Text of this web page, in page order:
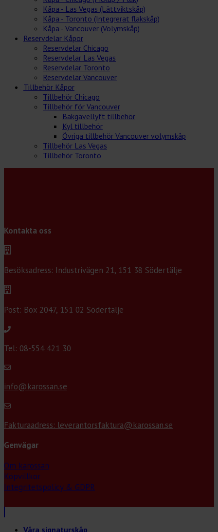
Kåpa - Las Vegas (Lättviktskåp)
Kåpa - Toronto (Integrerat flakskåp)
Kåpa - Vancouver (Volymskåp)
Reservdelar Kåpor
Reservdelar Chicago
Reservdelar Las Vegas
Reservdelar Toronto
Reservdelar Vancouver
Tillbehör Kåpor
Tillbehör Chicago
Tillbehör för Vancouver
Bakgavellyft tillbehör
Kyl tillbehör
Övriga tillbehör Vancouver volymskåp
Tillbehör Las Vegas
Tillbehör Toronto
Kontakta oss
Besöksadress: Industrivägen 21, 151 38 Södertälje
Post: Box 2047, 151 02 Södertälje
Tel: 08-554 421 30
info@karossan.se
Fakturaadress: leverantorsfaktura@karossan.se
Genvägar
Om karossan
Köpvillkor
Integritetspolicy & GDPR
Våra signaturskåp